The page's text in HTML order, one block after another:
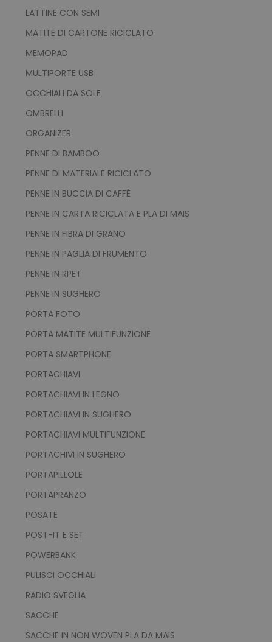
LATTINE CON SEMI
MATITE DI CARTONE RICICLATO
MEMOPAD
MULTIPORTE USB
OCCHIALI DA SOLE
OMBRELLI
ORGANIZER
PENNE DI BAMBOO
PENNE DI MATERIALE RICICLATO
PENNE IN BUCCIA DI CAFFÉ
PENNE IN CARTA RICICLATA E PLA DI MAIS
PENNE IN FIBRA DI GRANO
PENNE IN PAGLIA DI FRUMENTO
PENNE IN RPET
PENNE IN SUGHERO
PORTA FOTO
PORTA MATITE MULTIFUNZIONE
PORTA SMARTPHONE
PORTACHIAVI
PORTACHIAVI IN LEGNO
PORTACHIAVI IN SUGHERO
PORTACHIAVI MULTIFUNZIONE
PORTACHIVI IN SUGHERO
PORTAPILLOLE
PORTAPRANZO
POSATE
POST-IT E SET
POWERBANK
PULISCI OCCHIALI
RADIO SVEGLIA
SACCHE
SACCHE IN NON WOVEN PLA DA MAIS